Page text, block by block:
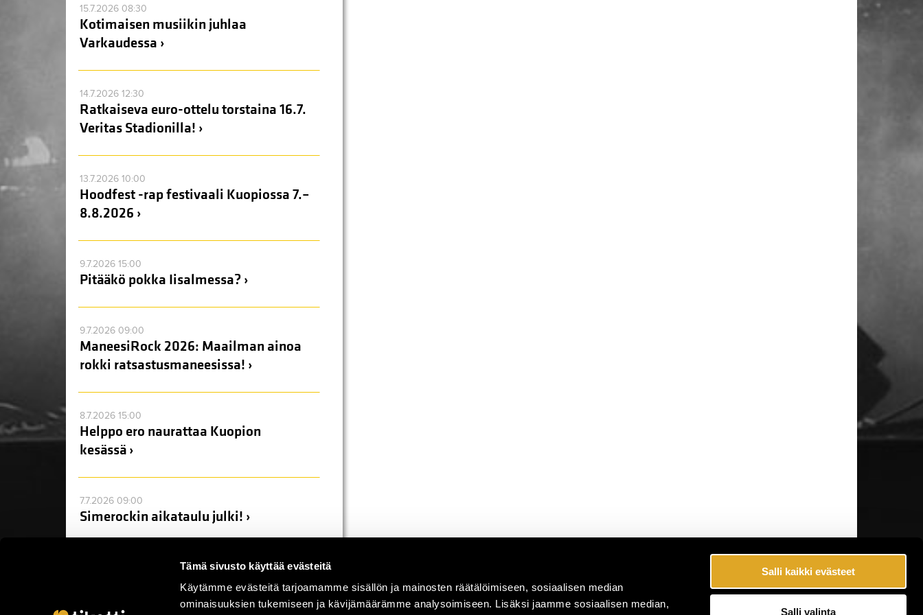
Tämä sivusto käyttää evästeitä
Käytämme evästeitä tarjoamamme sisällön ja mainosten räätälöimiseen, sosiaalisen median
ominaisuuksien tukemiseen ja kävijämäärämme analysoimiseen. Lisäksi jaamme sosiaalisen median,
Salli kaikki evästeet
Salli valinta
15.7.2026 08:30
Kotimaisen musiikin juhlaa
Varkaudessa ›
14.7.2026 12:30
Ratkaiseva euro-ottelu torstaina 16.7.
Veritas Stadionilla! ›
13.7.2026 10:00
Hoodfest -rap festivaali Kuopiossa 7.–
8.8.2026 ›
9.7.2026 15:00
Pitääkö pokka Iisalmessa? ›
9.7.2026 09:00
ManeesiRock 2026: Maailman ainoa
rokki ratsastusmaneesissa! ›
8.7.2026 15:00
Helppo ero naurattaa Kuopion
kesässä ›
7.7.2026 09:00
Simerockin aikataulu julki! ›